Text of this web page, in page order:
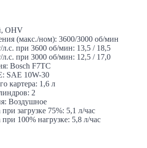
OHV
(макс./ном): 3600/3000 об/мин
при 3600 об/мин: 13,5 / 18,5
при 3000 об/мин: 12,5 / 17,0
Bosch F7TC
SAE 10W-30
картера: 1,6 л
2
Воздушное
загрузке 75%: 5,1 л/час
100% нагрузке: 5,8 л/час